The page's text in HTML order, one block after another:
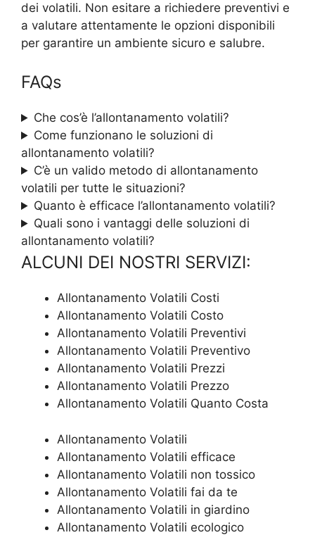
dei volatili. Non esitare a richiedere preventivi e
a valutare attentamente le opzioni disponibili
per garantire un ambiente sicuro e salubre.
FAQs
Che cos’è l’allontanamento volatili?
Come funzionano le soluzioni di
allontanamento volatili?
C’è un valido metodo di allontanamento
volatili per tutte le situazioni?
Quanto è efficace l’allontanamento volatili?
Quali sono i vantaggi delle soluzioni di
allontanamento volatili?
ALCUNI DEI NOSTRI SERVIZI:
Allontanamento Volatili Costi
Allontanamento Volatili Costo
Allontanamento Volatili Preventivi
Allontanamento Volatili Preventivo
Allontanamento Volatili Prezzi
Allontanamento Volatili Prezzo
Allontanamento Volatili Quanto Costa
Allontanamento Volatili
Allontanamento Volatili efficace
Allontanamento Volatili non tossico
Allontanamento Volatili fai da te
Allontanamento Volatili in giardino
Allontanamento Volatili ecologico